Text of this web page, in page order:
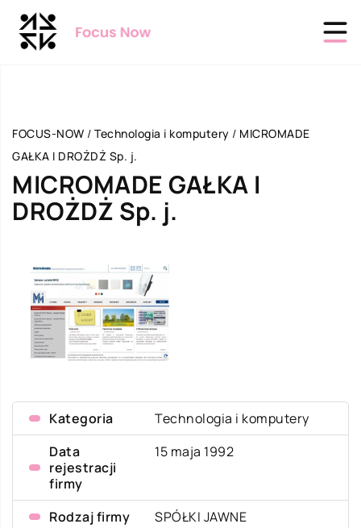
FOCUS-NOW / Technologia i komputery / MICROMADE
GAŁKA I DROŻDŻ Sp. j.
MICROMADE GAŁKA I
DROŻDŻ Sp. j.
Kategoria
Technologia i komputery
Data
rejestracji
firmy
15 maja 1992
Rodzaj firmy
SPÓŁKI JAWNE